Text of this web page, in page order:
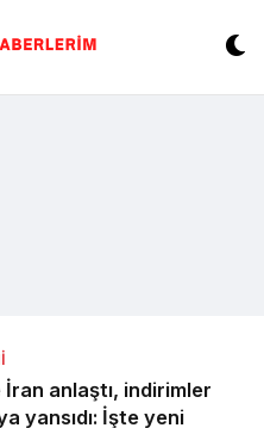
İran anlaştı, indirimler
yansıdı: İşte yeni